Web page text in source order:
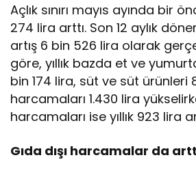
Açlık sınırı mayıs ayında bir
274 lira arttı. Son 12 aylık
artış 6 bin 526 lira olarak
göre, yıllık bazda et ve
bin 174 lira, süt ve süt ürünleri
harcamaları 1.430 lira
harcamaları ise yıllık 923 lira
Gıda dışı harcamalar da